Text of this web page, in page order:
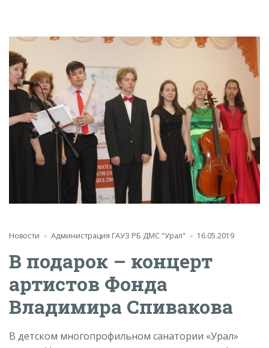
Новости Администрация ГАУЗ РБ ДМС "Урал" 16.05.2019
В подарок – концерт
артистов Фонда
Владимира Спивакова
В детском многопрофильном санатории «Урал»